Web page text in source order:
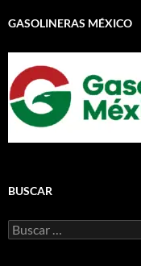
GASOLINERAS MÉXICO
BUSCAR
Buscar: